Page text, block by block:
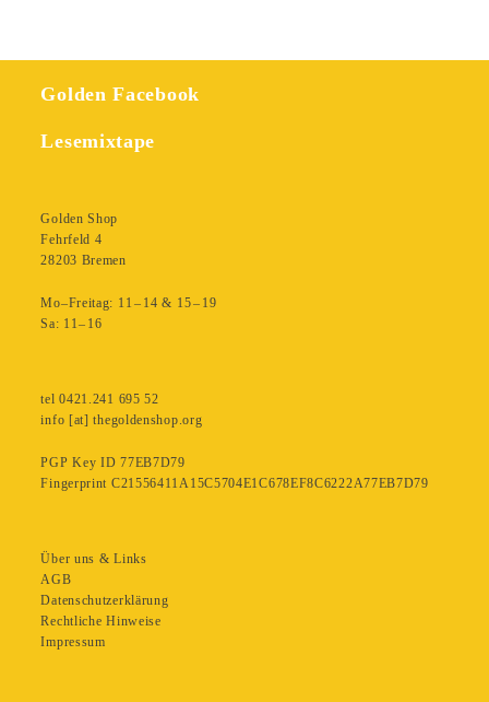
Golden Facebook
Lesemixtape
Golden Shop
Fehrfeld 4
28203 Bremen
Mo–Freitag: 11 – 14 & 15 – 19
Sa: 11– 16
tel 0421.241 695 52
info [at] thegoldenshop.org
PGP Key ID 77EB7D79
Fingerprint C21556411A15C5704E1C678EF8C6222A77EB7D79
Über uns & Links
AGB
Datenschutzerklärung
Rechtliche Hinweise
Impressum